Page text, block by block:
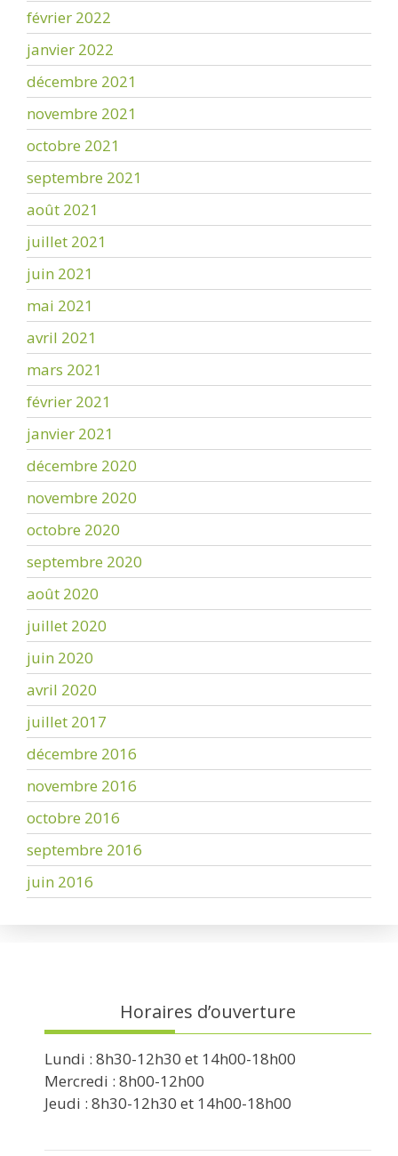
février 2022
janvier 2022
décembre 2021
novembre 2021
octobre 2021
septembre 2021
août 2021
juillet 2021
juin 2021
mai 2021
avril 2021
mars 2021
février 2021
janvier 2021
décembre 2020
novembre 2020
octobre 2020
septembre 2020
août 2020
juillet 2020
juin 2020
avril 2020
juillet 2017
décembre 2016
novembre 2016
octobre 2016
septembre 2016
juin 2016
Horaires d’ouverture
Lundi : 8h30-12h30 et 14h00-18h00
Mercredi : 8h00-12h00
Jeudi : 8h30-12h30 et 14h00-18h00